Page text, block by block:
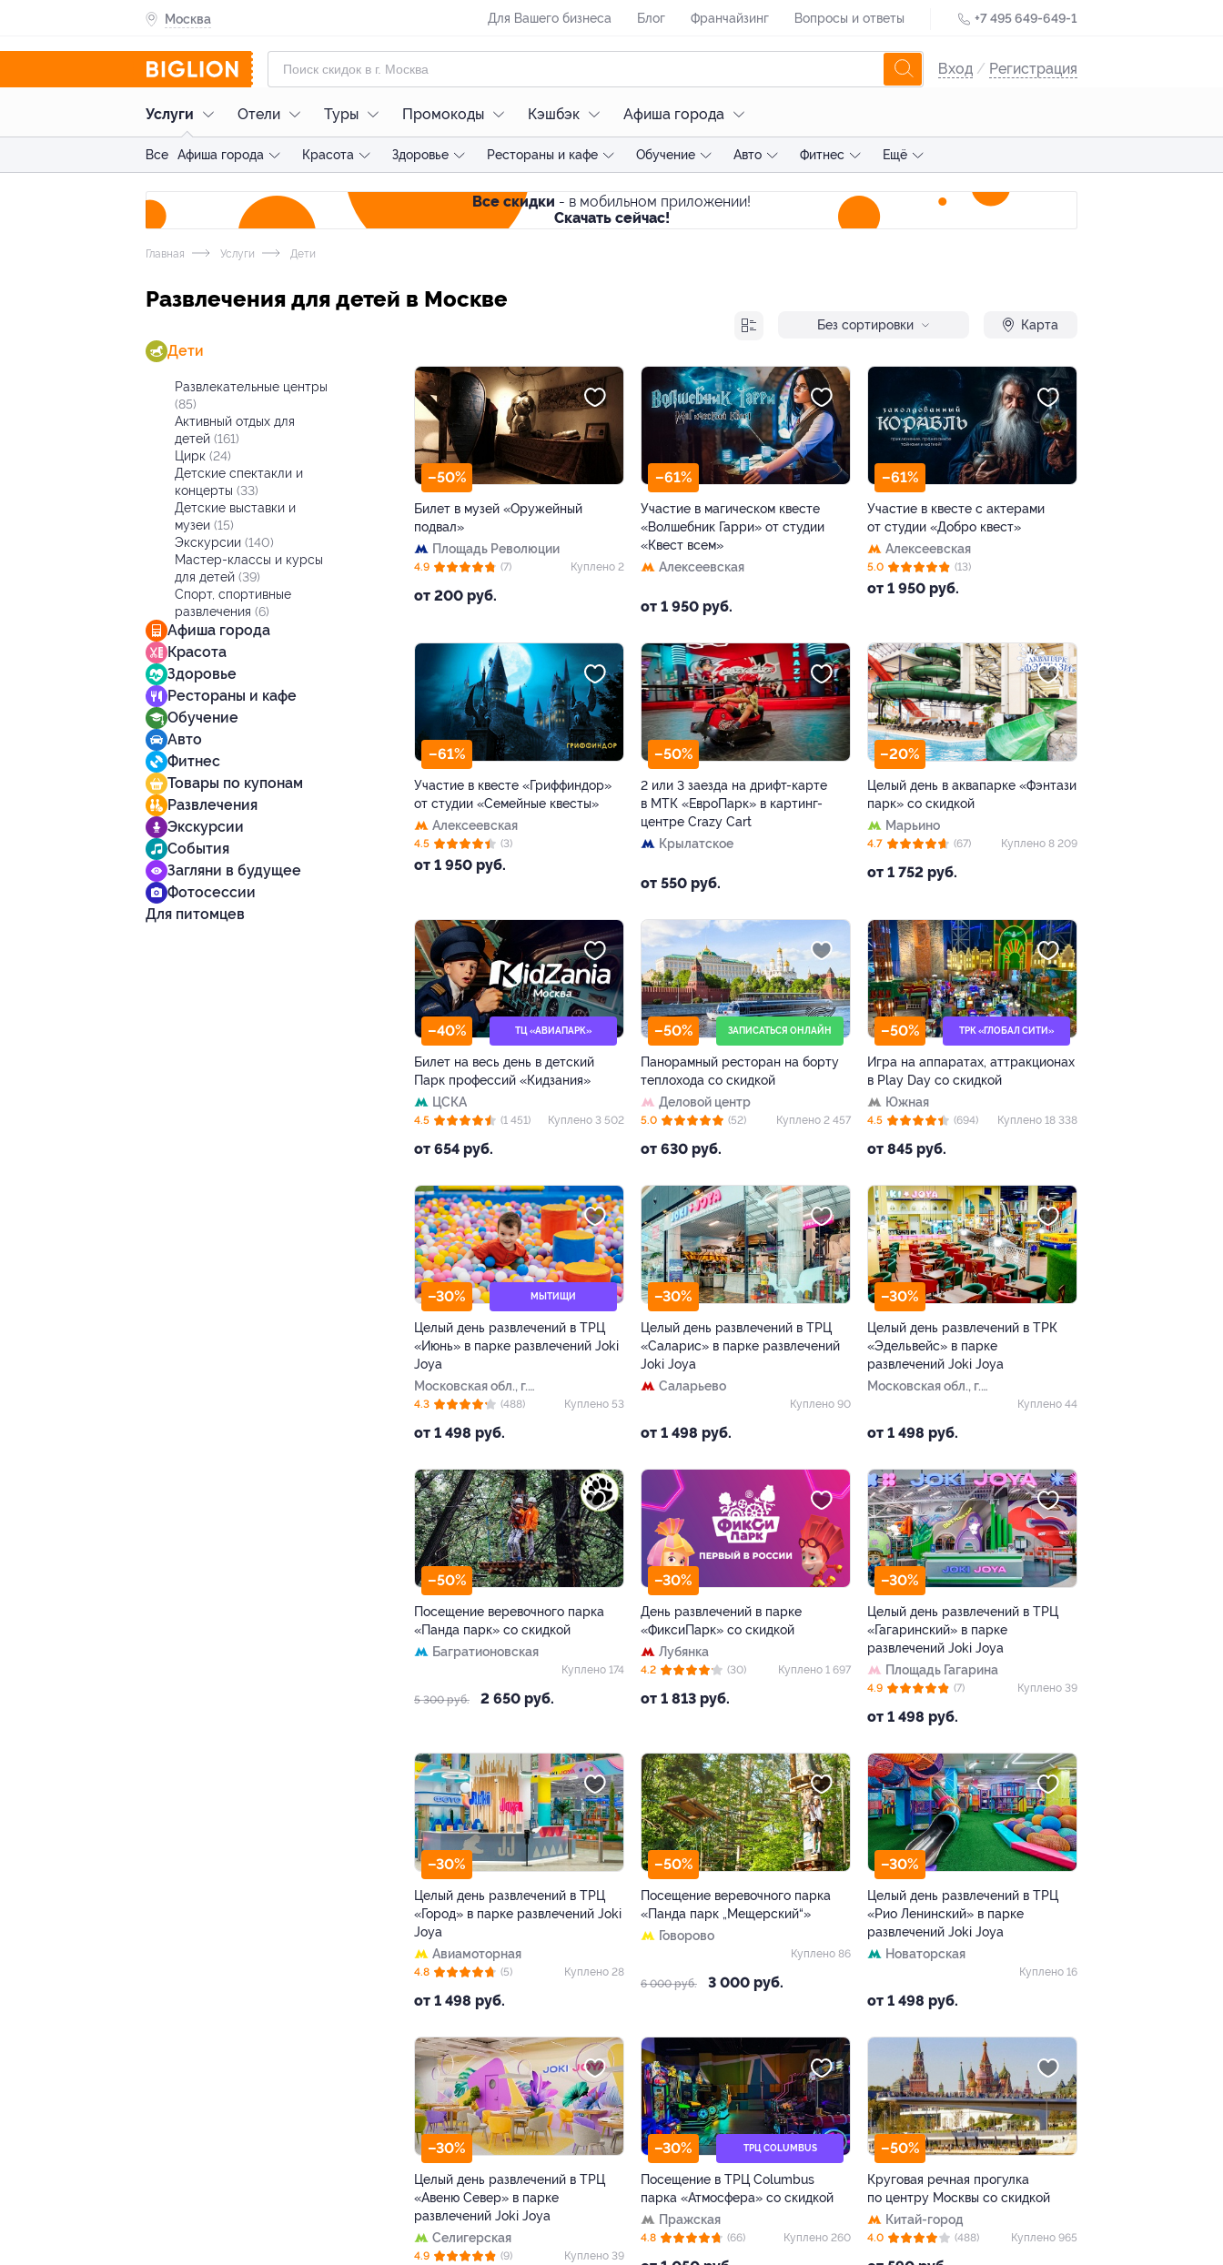
Москва Для Вашего бизнеса Блог Франчайзинг Вопросы и ответы +7 495 649-649-1
Вход / Регистрация
Услуги Отели Туры Промокоды Кэшбэк Афиша города
Все Афиша города Красота Здоровье Рестораны и кафе Обучение Авто Фитнес Ещё
Все скидки - в мобильном приложении!
Скачать сейчас!
Главная Услуги Дети
Развлечения для детей в Москве
Без сортировки Карта
Афиша города
Красота
Здоровье
Рестораны и кафе
Обучение
Авто
Фитнес
Товары по купонам
Развлечения
Экскурсии
События
Дети
Развлекательные центры
(85)
Активный отдых для
детей (161)
Цирк (24)
Детские спектакли и
концерты (33)
Детские выставки и
музеи (15)
Экскурсии (140)
Мастер-классы и курсы
для детей (39)
Спорт, спортивные
развлечения (6)
Загляни в будущее
Фотосессии
Для питомцев
–50%
Билет в музей «Оружейный
подвал»
Площадь Революции
от 200 руб.
4.9 (7) Куплено 2
–61%
Участие в магическом квесте
«Волшебник Гарри» от студии
«Квест всем»
Алексеевская
от 1 950 руб.
–61%
Участие в квесте с актерами
от студии «Добро квест»
Алексеевская
от 1 950 руб.
5.0 (13)
–61%
Участие в квесте «Гриффиндор»
от студии «Семейные квесты»
Алексеевская
от 1 950 руб.
4.5 (3)
–50%
2 или 3 заезда на дрифт-карте
в МТК «ЕвроПарк» в картинг-
центре Crazy Cart
Крылатское
от 550 руб.
–20%
Целый день в аквапарке «Фэнтази
парк» со скидкой
Марьино
от 1 752 руб.
4.7 (67) Куплено 8 209
–40% ТЦ «АВИАПАРК»
Билет на весь день в детский
Парк профессий «Кидзания»
ЦСКА
от 654 руб.
4.5 (1 451) Куплено 3 502
–50% ЗАПИСАТЬСЯ ОНЛАЙН
Панорамный ресторан на борту
теплохода со скидкой
Деловой центр
от 630 руб.
5.0 (52) Куплено 2 457
–50% ТРК «ГЛОБАЛ СИТИ»
Игра на аппаратах, аттракционах
в Play Day со скидкой
Южная
от 845 руб.
4.5 (694) Куплено 18 338
–30% МЫТИЩИ
Целый день развлечений в ТРЦ
«Июнь» в парке развлечений Joki
Joya
Московская обл., г.
Мытищи, ул. Мира, д. 51
от 1 498 руб.
4.3 (488) Куплено 53
–30%
Целый день развлечений в ТРЦ
«Саларис» в парке развлечений
Joki Joya
Саларьево
от 1 498 руб.
Куплено 90
–30%
Целый день развлечений в ТРК
«Эдельвейс» в парке
развлечений Joki Joya
Московская обл., г.
Советская, д. 9 (ТРК
от 1 498 руб.
Куплено 44
–50%
Посещение веревочного парка
«Панда парк» со скидкой
Багратионовская
5 300 руб. 2 650 руб.
Куплено 174
–30%
День развлечений в парке
«ФиксиПарк» со скидкой
Лубянка
от 1 813 руб.
4.2 (30) Куплено 1 697
–30%
Целый день развлечений в ТРЦ
«Гагаринский» в парке
развлечений Joki Joya
Площадь Гагарина
от 1 498 руб.
4.9 (7) Куплено 39
–30%
Целый день развлечений в ТРЦ
«Город» в парке развлечений Joki
Joya
Авиамоторная
от 1 498 руб.
4.8 (5) Куплено 28
–50%
Посещение веревочного парка
«Панда парк „Мещерский“»
Говорово
6 000 руб. 3 000 руб.
Куплено 86
–30%
Целый день развлечений в ТРЦ
«Рио Ленинский» в парке
развлечений Joki Joya
Новаторская
от 1 498 руб.
Куплено 16
–30%
Целый день развлечений в ТРЦ
«Авеню Север» в парке
развлечений Joki Joya
Селигерская
4.9 (9) Куплено 39
–30% ТРЦ COLUMBUS
Посещение в ТРЦ Columbus
парка «Атмосфера» со скидкой
Пражская
4.8 (66) Куплено 260
–50%
Круговая речная прогулка
по центру Москвы со скидкой
Китай-город
4.0 (488) Куплено 965